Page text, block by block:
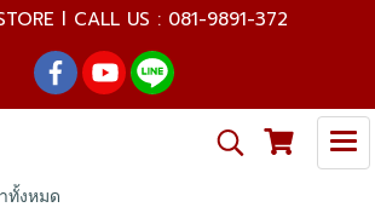
l CALL US : 081-9891-372
ทั้งหมด